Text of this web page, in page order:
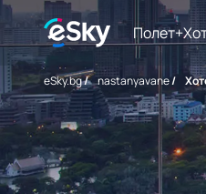
eSky.bg/ nastanyavane/